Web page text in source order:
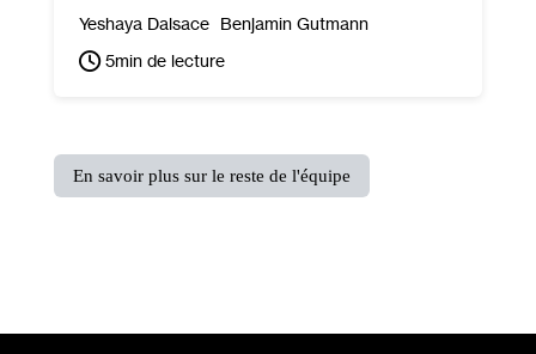
Yeshaya Dalsace
Benjamin Gutmann
5min de lecture
En savoir plus sur le reste de l'équipe